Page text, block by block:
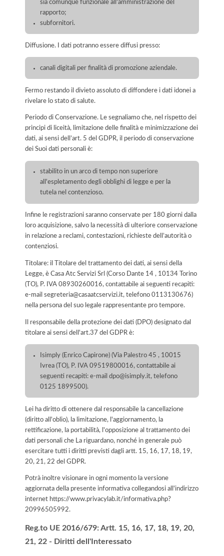
sia comunque funzionale all'amministrazione del
rapporto;
subfornitori.
Diffusione. I dati potranno essere diffusi presso:
canali digitali per finalità di promozione aziendale.
Fermo restando il divieto assoluto di diffondere i dati idonei a
rivelare lo stato di salute.
Periodo di Conservazione. Le segnaliamo che, nel rispetto dei
principi di liceità, limitazione delle finalità e minimizzazione dei
dati, ai sensi dell’art. 5 del GDPR, il periodo di conservazione
dei Suoi dati personali è:
stabilito in un arco di tempo non superiore
all'espletamento degli obblighi di legge e per la
tutela nel contenzioso.
Infine le registrazioni saranno conservate per 180 giorni dalla
loro acquisizione, salvo la necessità di ulteriore conservazione
in relazione a reclami, contestazioni, richieste dell’autorità o
contenziosi.
Titolare: il Titolare del trattamento dei dati, ai sensi della
Legge, è Casa Atc Servizi Srl (Corso Dante 14 , 10134 Torino
(TO), P. IVA 08930260016, contattabile ai seguenti recapiti:
e-mail segreteria@casaatcservizi.it, telefono 0113130676)
nella persona del suo legale rappresentante pro tempore.
Il responsabile della protezione dei dati (DPO) designato dal
titolare ai sensi dell'art.37 del GDPR è:
Isimply (Enrico Capirone) (Via Palestro 45 , 10015
Ivrea (TO), P. IVA 09519800016, contattabile ai
seguenti recapiti: e-mail dpo@isimply.it, telefono
0125 1899500).
Lei ha diritto di ottenere dal responsabile la cancellazione
(diritto all'oblio), la limitazione, l'aggiornamento, la
rettificazione, la portabilità, l'opposizione al trattamento dei
dati personali che La riguardano, nonché in generale può
esercitare tutti i diritti previsti dagli artt. 15, 16, 17, 18, 19,
20, 21, 22 del GDPR.
Potrà inoltre visionare in ogni momento la versione
aggiornata della presente informativa collegandosi all'indirizzo
internet https://www.privacylab.it/informativa.php?
20996505992.
Reg.to UE 2016/679: Artt. 15, 16, 17, 18, 19, 20,
21, 22 - Diritti dell'Interessato